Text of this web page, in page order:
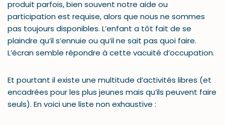
produit parfois, bien souvent notre aide ou
participation est requise, alors que nous ne sommes
pas toujours disponibles. L’enfant a tôt fait de se
plaindre qu’il s’ennuie ou qu’il ne sait pas quoi faire.
L’écran semble répondre à cette vacuité d’occupation.
Et pourtant il existe une multitude d’activités libres (et
encadrées pour les plus jeunes mais qu’ils peuvent faire
seuls). En voici une liste non exhaustive :